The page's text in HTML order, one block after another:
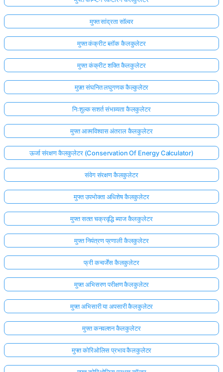
मुफ्त सांद्रता सॉल्वर
मुफ्त कंक्रीट ब्लॉक कैलकुलेटर
मुफ्त कंक्रीट शक्ति कैलकुलेटर
मुफ़्त संघनित लघुगणक कैल्कुलेटर
निःशुल्क सशर्त संभाव्यता कैलकुलेटर
मुफ्त आत्मविश्वास अंतराल कैलकुलेटर
ऊर्जा संरक्षण कैलकुलेटर (Conservation Of Energy Calculator)
संवेग संरक्षण कैलकुलेटर
मुफ्त उपभोक्ता अधिशेष कैलकुलेटर
मुफ्त सतत चक्रवृद्धि ब्याज कैलकुलेटर
मुफ्त नियंत्रण प्रणाली कैलकुलेटर
फ्री कन्वर्जेंस कैलकुलेटर
मुफ्त अभिसरण परीक्षण कैलकुलेटर
मुफ्त अभिसारी या अपसारी कैलकुलेटर
मुफ्त कनवल्शन कैलकुलेटर
मुफ्त कोरिओलिस प्रभाव कैलकुलेटर